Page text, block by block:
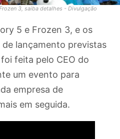
3, saiba detalhes - Divulgação
5 e Frozen 3, e os
lançamento previstas
feita pelo CEO do
um evento para
empresa de
em seguida.